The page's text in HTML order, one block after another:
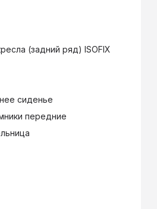
(задний ряд) ISOFIX
сиденье
передние